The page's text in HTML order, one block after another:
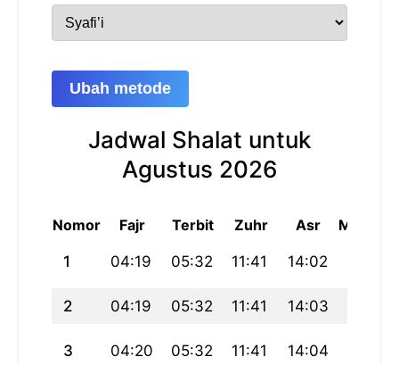
Ubah metode
Jadwal Shalat untuk
Agustus 2026
Nomor Fajr Terbit Zuhr Asr Maghrib
1 04:19 05:32 11:41 14:02
2 04:19 05:32 11:41 14:03
3 04:20 05:32 11:41 14:04